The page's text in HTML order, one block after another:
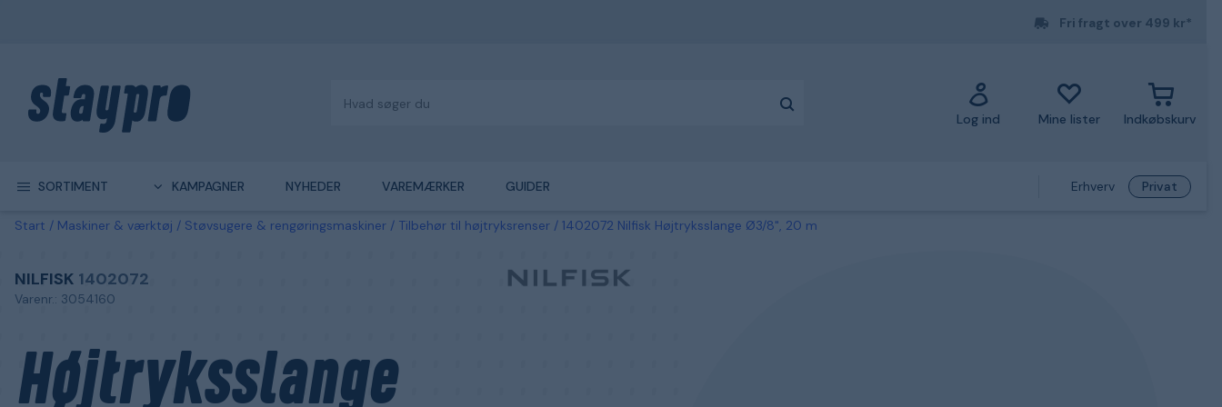
Fri fragt over 499 kr*
Log ind Mine lister Indkøbskurv
SORTIMENT KAMPAGNER NYHEDER VAREMÆRKER GUIDER Erhverv Privat
Start Maskiner & værktøj Støvsugere & rengøringsmaskiner Tilbehør til højtryksrenser 1402072 Nilfisk Højtryksslange Ø3/8", 20 m
NILFISK 1402072
Varenr.: 3054160
Højtryksslange